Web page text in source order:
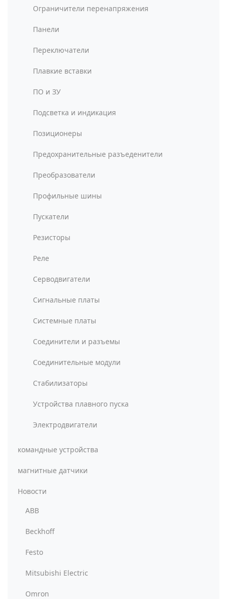
Ограничители перенапряжения
Панели
Переключатели
Плавкие вставки
ПО и ЗУ
Подсветка и индикация
Позиционеры
Предохранительные разъеденители
Преобразователи
Профильные шины
Пускатели
Резисторы
Реле
Серводвигатели
Сигнальные платы
Системные платы
Соединители и разъемы
Соединительные модули
Стабилизаторы
Устройства плавного пуска
Электродвигатели
командные устройства
магнитные датчики
Новости
ABB
Beckhoff
Festo
Mitsubishi Electric
Omron